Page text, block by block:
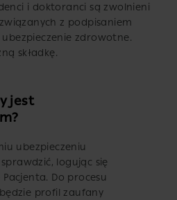
i doktoranci są zwolnieni
z podpisaniem
zdrowotne.
składkę.
jest
ubezpieczeniu
logując się
Do procesu
profil zaufany